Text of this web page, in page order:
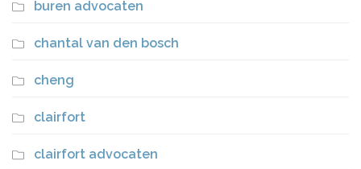
buren advocaten
chantal van den bosch
cheng
clairfort
clairfort advocaten